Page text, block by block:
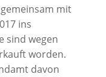
mit
ins
sind wegen
worden.
davon